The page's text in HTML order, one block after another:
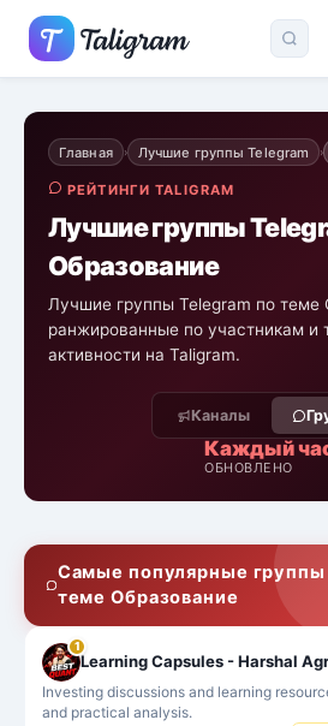
Главная › Лучшие группы Telegram ›
РЕЙТИНГИ TALIGRAM
Лучшие группы
Образование
Лучшие группы Telegram по теме
ранжированные по участникам и
активности на Taligram.
Каналы
Каждый
ОБНОВЛЕНО
Самые популярные группы
теме Образование
1
Learning Capsules - Harshal
Investing discussions and learning
and practical analysis.